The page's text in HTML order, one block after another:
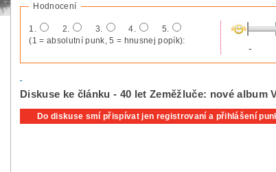
Hodnocení
1. 2. 3. 4.
5.
(1 = absolutní punk, 5 = hnusnej popík):
-
Diskuse ke článku - 40 let Zeměžluče: nové album
Do diskuse smí přispívat jen registrovaní a přihlášení